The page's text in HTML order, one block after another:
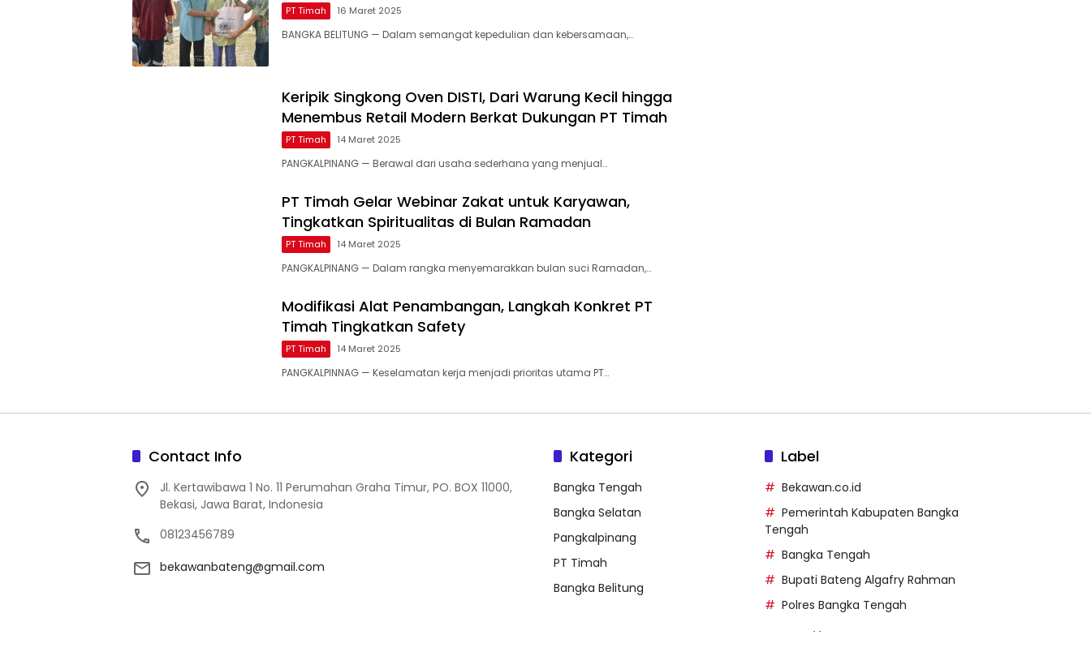
PT Timah 16 Maret 2025
BANGKA BELITUNG — Dalam semangat kepedulian dan kebersamaan,…
Keripik Singkong Oven DISTI, Dari Warung Kecil hingga
Menembus Retail Modern Berkat Dukungan PT Timah
PT Timah 14 Maret 2025
PANGKALPINANG — Berawal dari usaha sederhana yang menjual…
PT Timah Gelar Webinar Zakat untuk Karyawan,
Tingkatkan Spiritualitas di Bulan Ramadan
PT Timah 14 Maret 2025
PANGKALPINANG — Dalam rangka menyemarakkan bulan suci Ramadan,…
Modifikasi Alat Penambangan, Langkah Konkret PT
Timah Tingkatkan Safety
PT Timah 14 Maret 2025
PANGKALPINNAG — Keselamatan kerja menjadi prioritas utama PT…
Contact Info
Jl. Kertawibawa 1 No. 11 Perumahan Graha Timur, PO. BOX 11000,
Bekasi, Jawa Barat, Indonesia
08123456789
bekawanbateng@gmail.com
Kategori
Bangka Tengah
Bangka Selatan
Pangkalpinang
PT Timah
Bangka Belitung
Label
Bekawan.co.id
Pemerintah Kabupaten Bangka
Tengah
Bangka Tengah
Bupati Bateng Algafry Rahman
Polres Bangka Tengah